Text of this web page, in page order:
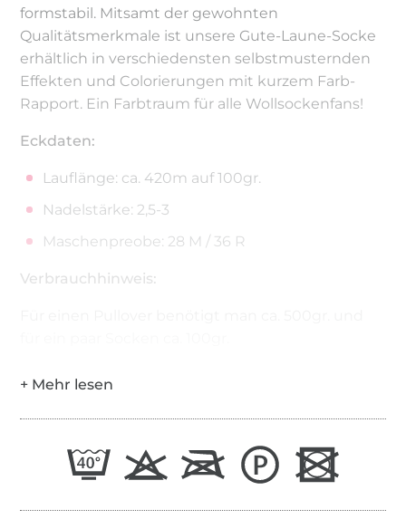
formstabil. Mitsamt der gewohnten
Qualitätsmerkmale ist unsere Gute-Laune-Socke
erhältlich in verschiedensten selbstmusternden
Effekten und Colorierungen mit kurzem Farb-
Rapport. Ein Farbtraum für alle Wollsockenfans!
Eckdaten:
Lauflänge: ca. 420m auf 100gr.
Nadelstärke: 2,5-3
Maschenpreobe: 28 M / 36 R
Verbrauchhinweis: